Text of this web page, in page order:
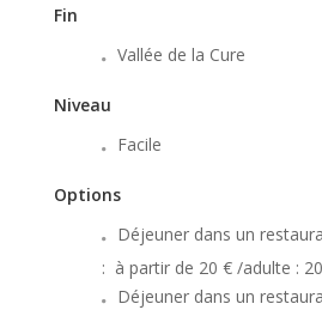
Fin
Vallée de la Cure
Niveau
Facile
Options
Déjeuner dans un
: à partir de 20 € /adulte :
Déjeuner dans un